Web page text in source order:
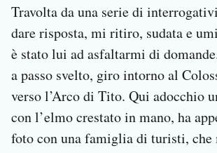
Travolta da una serie di
dare risposta, mi ritiro, sudata e
è stato lui ad asfaltarmi di
a passo svelto, giro intorno al
verso l’Arco di Tito. Qui adocchio
con l’elmo crestato in mano, ha
foto con una famiglia di turisti, che